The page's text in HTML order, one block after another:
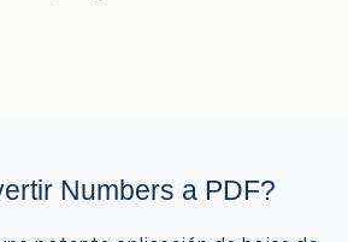
Numbers a PDF?